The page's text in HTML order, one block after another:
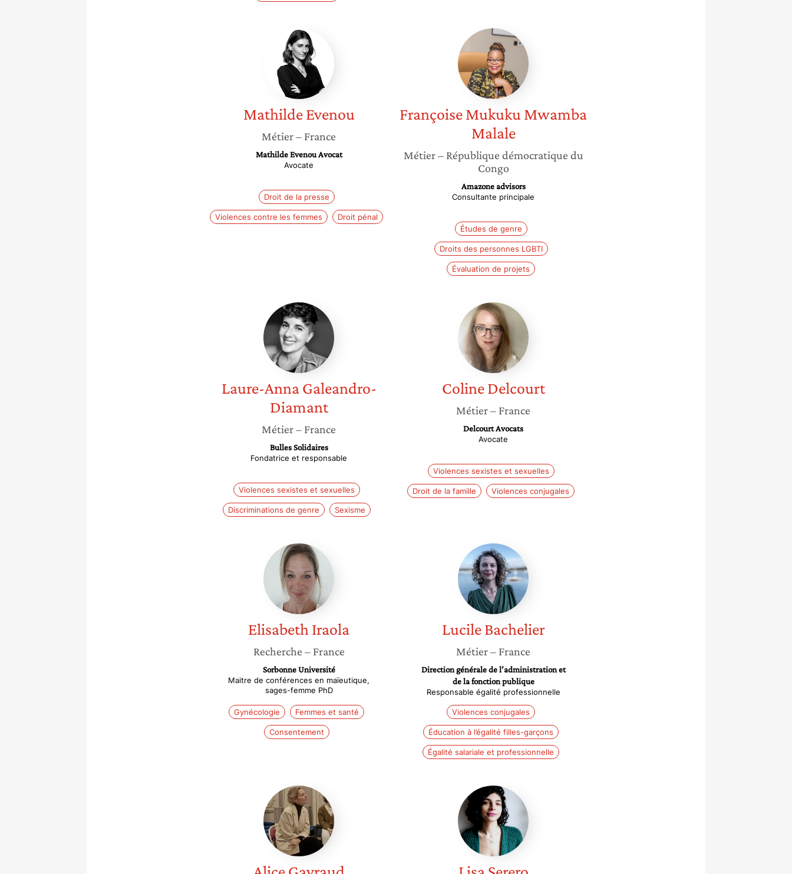
Mathilde
Evenou
Mathilde Evenou
Métier– France
Mathilde Evenou Avocat
Avocate
Droit de la presse
Violences contre les femmes Droit pénal
Françoise
Mukuku
Mwamba
Malale
FrançoiseMukuku Mwamba
Malale
Métier – République démocratique du
Congo
Amazone advisors
Consultante principale
Études de genre
Droits des personnes LGBTI
Évaluation de projets
Laure-
Anna
Galeandro-
Diamant
Laure-Anna Galeandro-
Diamant
Métier– France
Bulles Solidaires
Fondatrice et responsable
Violences sexistes et sexuelles
Discriminations de genre Sexisme
Coline
Delcourt
Coline Delcourt
Métier– France
Delcourt Avocats
Avocate
Violences sexistes et sexuelles
Droit de la famille Violences conjugales
Elisabeth
Iraola
Elisabeth Iraola
Recherche – France
Sorbonne Université
Maitre de conférences en maïeutique,
sages-femme PhD
Gynécologie Femmes et santé
Consentement
Lucile
Bachelier
Lucile Bachelier
Métier– France
Direction générale de l’administration et
de la fonction publique
Responsable égalité professionnelle
Violences conjugales
Éducation à l’égalité filles-garçons
Égalité salariale et professionnelle
Alice
Gayraud
Lisa
Serero